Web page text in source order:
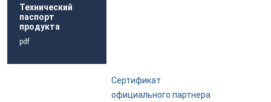
Технический
паспорт
продукта
pdf
Сертификат
официального партнера